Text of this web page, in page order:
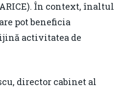
În context, înaltul
pot beneficia
activitatea de
director cabinet al